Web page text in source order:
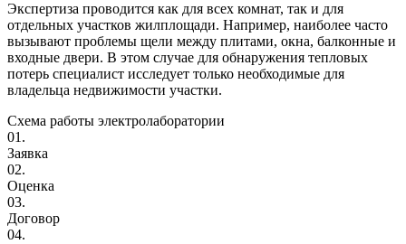
Экспертиза проводится как для всех комнат, так и для
отдельных участков жилплощади. Например, наиболее часто
вызывают проблемы щели между плитами, окна, балконные и
входные двери. В этом случае для обнаружения тепловых
потерь специалист исследует только необходимые для
владельца недвижимости участки.
Схема работы электролаборатории
01.
Заявка
02.
Оценка
03.
Договор
04.